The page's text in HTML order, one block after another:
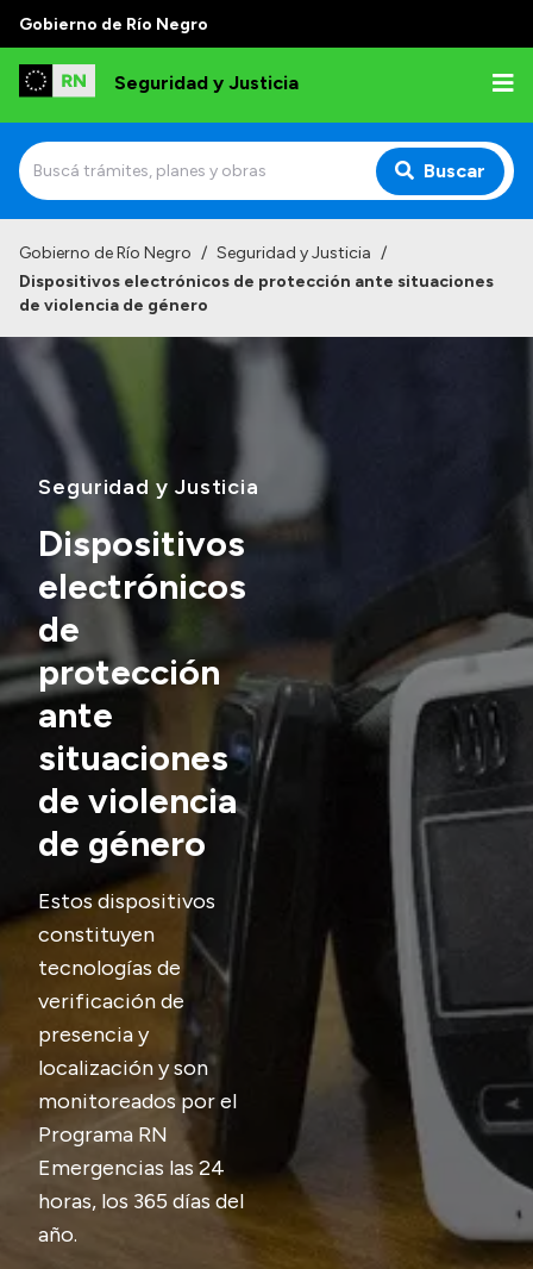
Gobierno de Río Negro
Seguridad y Justicia
Buscar
Institucional
Autoridades
Delegaciones
Normativa
Transparencia
Presupuesto
Boletín Oficial
Compras y licitaciones
Consulta de expedientes
Consulta de pago a proveedores
Convocatorias
Intranet
Gobierno de Río Negro / Seguridad y Justicia /
Dispositivos electrónicos de protección ante situaciones
de violencia de género
Seguridad y Justicia
Dispositivos
electrónicos
de
protección
ante
situaciones
de violencia
de género
Estos dispositivos
constituyen
tecnologías de
verificación de
presencia y
localización y son
monitoreados por el
Programa RN
Emergencias las 24
horas, los 365 días del
año.